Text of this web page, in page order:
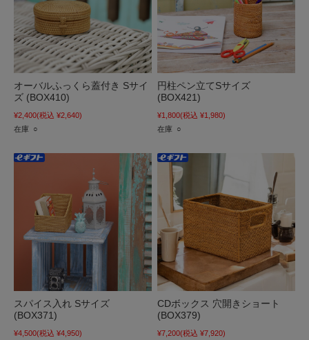
オーバルふっくら蓋付き Sサイ
ズ (BOX410)
¥2,400(税込 ¥2,640)
在庫 ○
円柱ペン立てSサイズ
(BOX421)
¥1,800(税込 ¥1,980)
在庫 ○
スパイス入れ Sサイズ
(BOX371)
¥4,500(税込 ¥4,950)
CDボックス 穴開きショート
(BOX379)
¥7,200(税込 ¥7,920)